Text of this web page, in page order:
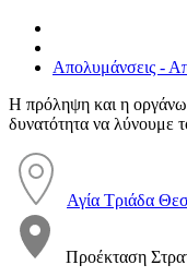
Απολυμάνσεις -
Η πρόληψη και η
δυνατότητα να λύνουμε
Αγία Τριάδα
Προέκταση